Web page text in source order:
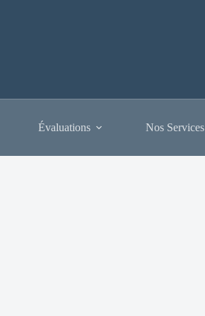
Évaluations Nos Services